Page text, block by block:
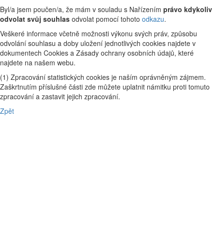
Byl/a jsem poučen/a, že mám v souladu s Nařízením právo kdykoliv
odvolat svůj souhlas odvolat pomocí tohoto odkazu.
Veškeré informace včetně možnosti výkonu svých práv, způsobu
odvolání souhlasu a doby uložení jednotlivých cookies najdete v
dokumentech Cookies a Zásady ochrany osobních údajů, které
najdete na našem webu.
(1) Zpracování statistických cookies je naším oprávněným zájmem.
Zaškrtnutím příslušné části zde můžete uplatnit námitku proti tomuto
zpracování a zastavit jejich zpracování.
Zpět